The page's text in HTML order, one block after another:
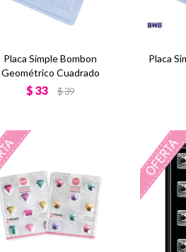
Placa Simple Bombon
Geométrico Cuadrado
$ 33 $39
Placa